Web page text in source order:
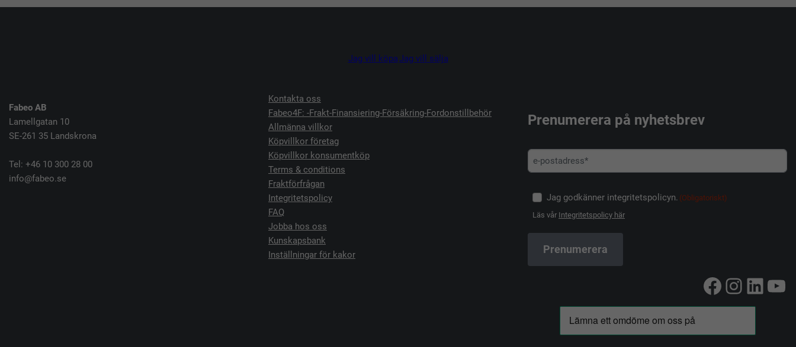
Jag vill köpaJag vill sälja
Fabeo AB
Lamellgatan 10
SE-261 35 Landskrona
Tel: +46 10 300 28 00
info@fabeo.se
Kontakta oss
Fabeo4F: -Frakt-Finansiering-Försäkring-Fordonstillbehör
Allmänna villkor
Köpvillkor företag
Köpvillkor konsumentköp
Terms & conditions
Fraktförfrågan
Integritetspolicy
FAQ
Jobba hos oss
Kunskapsbank
Inställningar för kakor
Prenumerera på nyhetsbrev
Jag godkänner integritetspolicyn. (Obligatoriskt)
Läs vår Integritetspolicy här
Facebook